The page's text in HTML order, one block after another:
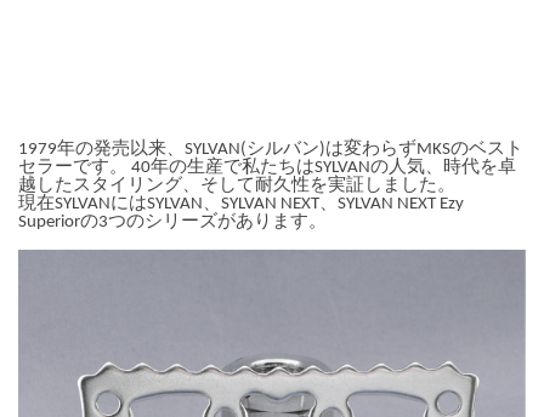
1979年の発売以来、SYLVAN(シルバン)は変わらずMKSのベスト
セラーです。 40年の生産で私たちはSYLVANの人気、時代を卓
越したスタイリング、そして耐久性を実証しました。
現在SYLVANにはSYLVAN、SYLVAN NEXT、SYLVAN NEXT Ezy
Superiorの3つのシリーズがあります。